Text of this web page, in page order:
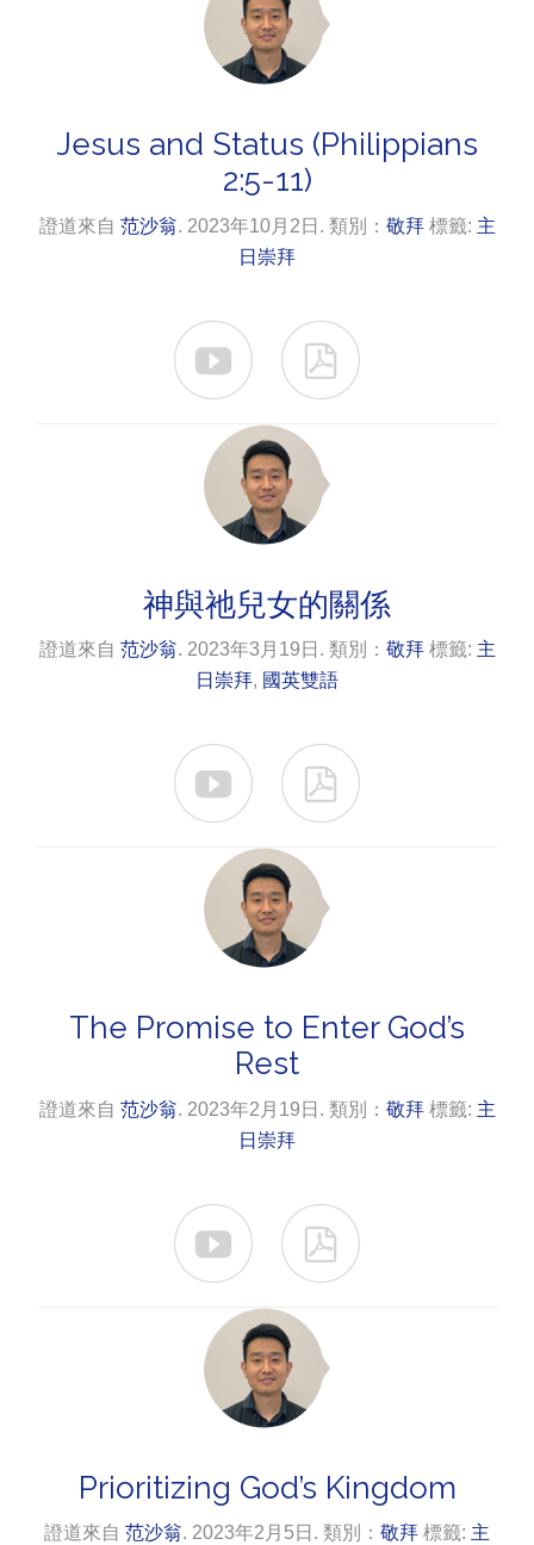
Jesus and Status (Philippians
2:5-11)
證道來自 范沙翁. 2023年10月2日. 類別： 敬拜標籤: 主
日崇拜
 
神與祂兒女的關係
證道來自 范沙翁. 2023年3月19日. 類別： 敬拜標籤: 主
日崇拜, 國英雙語
 
The Promise to Enter God’s
Rest
證道來自 范沙翁. 2023年2月19日. 類別： 敬拜標籤: 主
日崇拜
 
Prioritizing God’s Kingdom
證道來自 范沙翁. 2023年2月5日. 類別： 敬拜 標籤: 主